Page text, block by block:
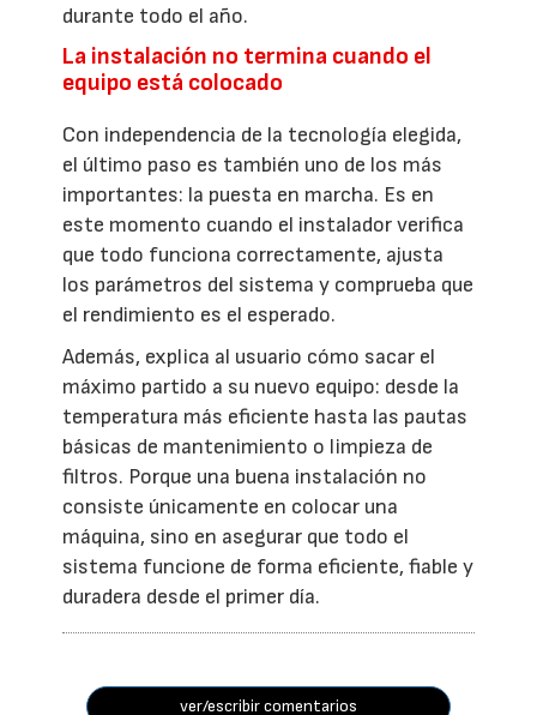
durante todo el año.
La instalación no termina cuando el
equipo está colocado
Con independencia de la tecnología elegida,
el último paso es también uno de los más
importantes: la puesta en marcha. Es en
este momento cuando el instalador verifica
que todo funciona correctamente, ajusta
los parámetros del sistema y comprueba que
el rendimiento es el esperado.
Además, explica al usuario cómo sacar el
máximo partido a su nuevo equipo: desde la
temperatura más eficiente hasta las pautas
básicas de mantenimiento o limpieza de
filtros. Porque una buena instalación no
consiste únicamente en colocar una
máquina, sino en asegurar que todo el
sistema funcione de forma eficiente, fiable y
duradera desde el primer día.
ver/escribir comentarios